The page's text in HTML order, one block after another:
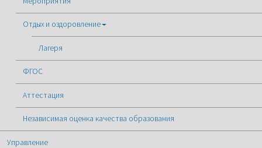
Отдых и оздоровление
Лагеря
ФГОС
Аттестация
Независимая оценка качества образования
Управление